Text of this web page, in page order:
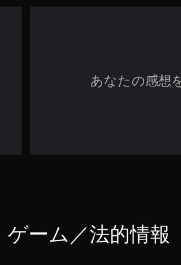
あなたの感想
ゲーム／法的情報